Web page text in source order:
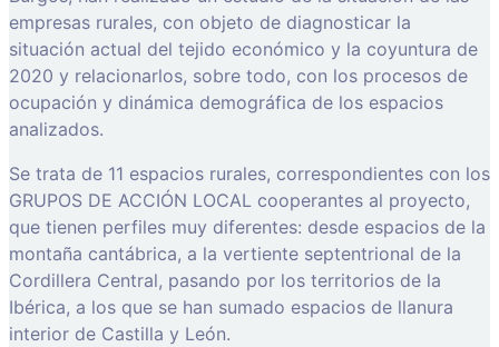
empresas rurales, con objeto de diagnosticar la
situación actual del tejido económico y la coyuntura de
2020 y relacionarlos, sobre todo, con los procesos de
ocupación y dinámica demográfica de los espacios
analizados.
Se trata de 11 espacios rurales, correspondientes con los
GRUPOS DE ACCIÓN LOCAL cooperantes al proyecto,
que tienen perfiles muy diferentes: desde espacios de la
montaña cantábrica, a la vertiente septentrional de la
Cordillera Central, pasando por los territorios de la
Ibérica, a los que se han sumado espacios de llanura
interior de Castilla y León.